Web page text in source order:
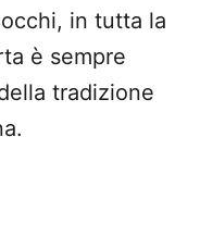
in tutta la
è sempre
tradizione